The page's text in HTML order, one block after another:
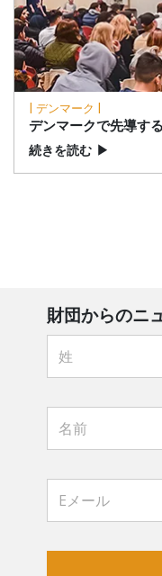
| デンマーク |
デンマークで先導する
続きを読む ▶
財団からのニ